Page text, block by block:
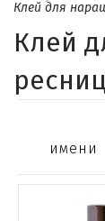
Клей для
Клей
имени